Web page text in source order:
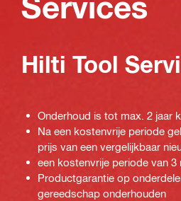
Hilti Tool
Onderhoud is tot max. 2 jaar
Na een kostenvrije periode
prijs van een vergelijkbaar
een kostenvrije periode van 3
Productgarantie op
gereedschap onderhouden